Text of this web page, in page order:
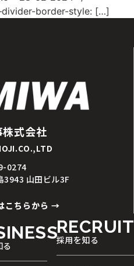
border-style: […]
式会社
0274
3943 山田ビル3F
ちらから →
RECRUIT
採用を知る